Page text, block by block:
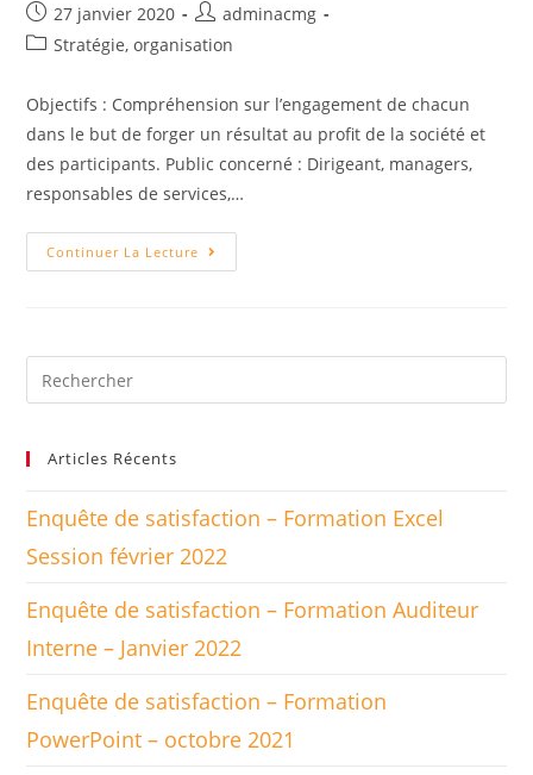
Post
published:
27 janvier 2020
Auteur/autrice
de
adminacmg
PostStratégie, organisation
Objectifs : Compréhension sur l’engagement de chacun
dans le but de forger un résultat au profit de la société et
des participants. Public concerné : Dirigeant, managers,
responsables de services,…
Continuer La Lecture Conduire
Une
Rechercher
sur
siteArticles Récents
Enquête de satisfaction – Formation Excel
Session février 2022
Enquête de satisfaction – Formation Auditeur
Interne – Janvier 2022
Enquête de satisfaction – Formation
PowerPoint – octobre 2021